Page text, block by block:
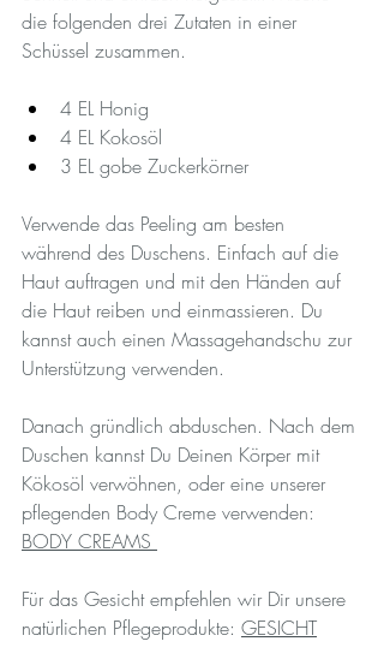
die folgenden drei Zutaten in einer
Schüssel zusammen.
4 EL Honig
4 EL Kokosöl
3 EL gobe Zuckerkörner
Verwende das Peeling am besten
während des Duschens. Einfach auf die
Haut auftragen und mit den Händen auf
die Haut reiben und einmassieren. Du
kannst auch einen Massagehandschu zur
Unterstützung verwenden.
Danach gründlich abduschen. Nach dem
Duschen kannst Du Deinen Körper mit
Kökosöl verwöhnen, oder eine unserer
pflegenden Body Creme verwenden:
BODY CREAMS
Für das Gesicht empfehlen wir Dir unsere
natürlichen Pflegeprodukte: GESICHT